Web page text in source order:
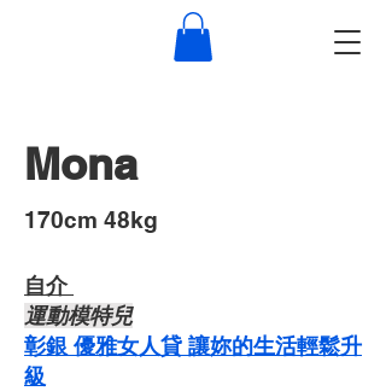
Mona
​170cm 48kg
自介 ​
運動模特兒
彰銀 優雅女人貸 讓妳的生活輕鬆升
級